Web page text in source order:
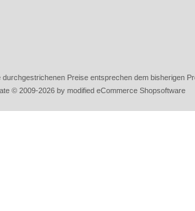
durchgestrichenen Preise entsprechen dem bisherigen
© 2009-2026 by modified eCommerce Shopsoftware